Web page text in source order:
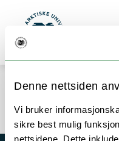
Denne nettsiden
Vi bruker
sikre best mulig
nettsidene. Dette
Gå til hovedinnhold
UiT Norges
Error rendering